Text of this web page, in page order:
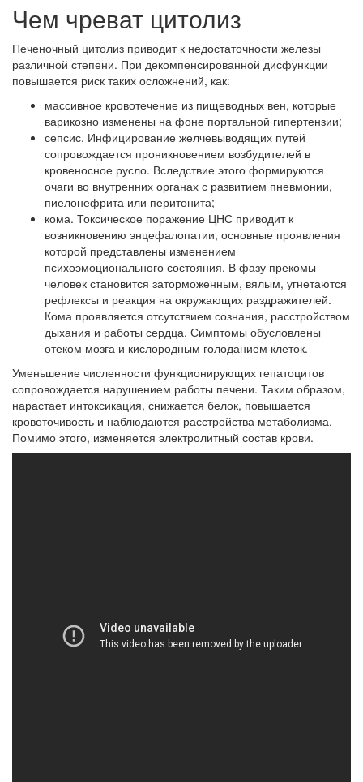
Чем чреват цитолиз
Печеночный цитолиз приводит к недостаточности железы
различной степени. При декомпенсированной дисфункции
повышается риск таких осложнений, как:
массивное кровотечение из пищеводных вен, которые
варикозно изменены на фоне портальной гипертензии;
сепсис. Инфицирование желчевыводящих путей
сопровождается проникновением возбудителей в
кровеносное русло. Вследствие этого формируются
очаги во внутренних органах с развитием пневмонии,
пиелонефрита или перитонита;
кома. Токсическое поражение ЦНС приводит к
возникновению энцефалопатии, основные проявления
которой представлены изменением
психоэмоционального состояния. В фазу прекомы
человек становится заторможенным, вялым, угнетаются
рефлексы и реакция на окружающих раздражителей.
Кома проявляется отсутствием сознания, расстройством
дыхания и работы сердца. Симптомы обусловлены
отеком мозга и кислородным голоданием клеток.
Уменьшение численности функционирующих гепатоцитов
сопровождается нарушением работы печени. Таким образом,
нарастает интоксикация, снижается белок, повышается
кровоточивость и наблюдаются расстройства метаболизма.
Помимо этого, изменяется электролитный состав крови.